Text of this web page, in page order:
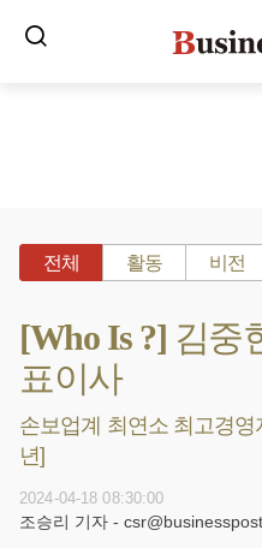
전체 활동 비전
[Who Is ?] 김중
표이사
손보업계 최연소 최고경
년]
2024-04-18 08:30:00
조승리 기자 -